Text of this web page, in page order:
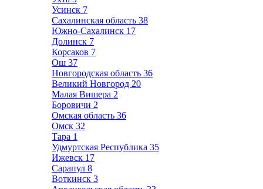
Усинск 7
Сахалинская область 38
Южно-Сахалинск 17
Долинск 7
Корсаков 7
Ош 37
Новгородская область 36
Великий Новгород 20
Малая Вишера 2
Боровичи 2
Омская область 36
Омск 32
Тара 1
Удмуртская Республика 35
Ижевск 17
Сарапул 8
Воткинск 3